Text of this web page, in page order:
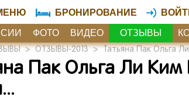
БРОНИРОВАНИЕ
ФОТО ВИДЕО ОТЗЫВЫ
>ОТЗЫВЫ-2013>Татьяна Пак Ольга
Пак Ольга Ли
..